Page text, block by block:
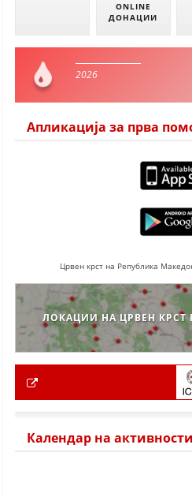
ONLINE
ДОНАЦИИ
2026
Апликација за прва
Црвен крст на Република
ЛОКАЦИИ НА ЦРВЕН КРСТ
Календар на активности